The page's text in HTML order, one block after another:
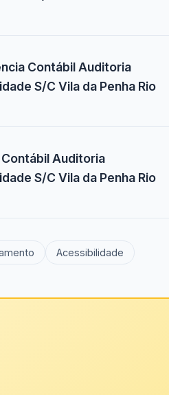
Contábil Auditoria
S/C Vila da Penha Rio
Contábil Auditoria
S/C Vila da Penha Rio
Acessibilidade